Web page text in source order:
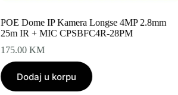
POE Dome IP Kamera Longse 4MP 2.8mm
25m IR + MIC CPSBFC4R-28PM
175.00 KM
Dodaj u korpu